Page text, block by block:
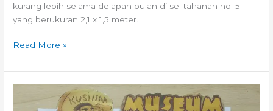
kurang lebih selama delapan bulan di sel tahanan no. 5
yang berukuran 2,1 x 1,5 meter.
Read More »
Museum